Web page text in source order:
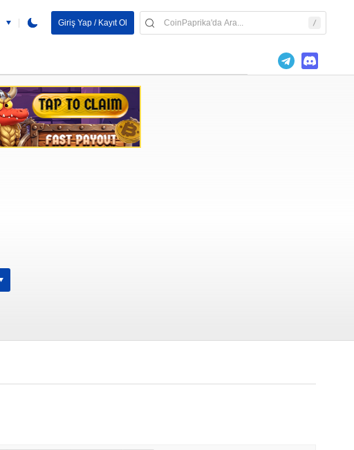
Giriş Yap / Kayıt Ol